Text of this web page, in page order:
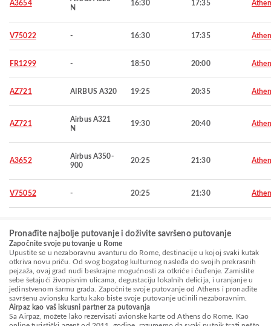
A3654
N
16:30 17:35
V75022 - 16:30 17:35
FR1299 - 18:50 20:00
AZ721 AIRBUS A320 19:25 20:35
AZ721
Airbus A321
N
19:30 20:40
A3652
Airbus A350-
900
20:25 21:30
V75052 - 20:25 21:30
Pronađite najbolje putovanje i doživite savršeno putovanje
Započnite svoje putovanje u Rome
Upustite se u nezaboravnu avanturu do Rome, destinacije u kojoj svaki kutak
otkriva novu priču. Od svog bogatog kulturnog nasleđa do svojih prekrasnih
pejzaža, ovaj grad nudi beskrajne mogućnosti za otkriće i čuđenje. Zamislite
sebe šetajući živopisnim ulicama, degustaciju lokalnih delicija, i uranjanje u
jedinstvenom šarmu grada. Započnite svoje putovanje od Athens i pronađite
savršenu avionsku kartu kako biste svoje putovanje učinili nezaboravnim.
Airpaz kao vaš iskusni partner za putovanja
Sa Airpaz, možete lako rezervisati avionske karte od Athens do Rome. Kao